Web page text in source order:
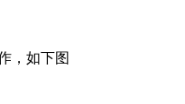
，如下图